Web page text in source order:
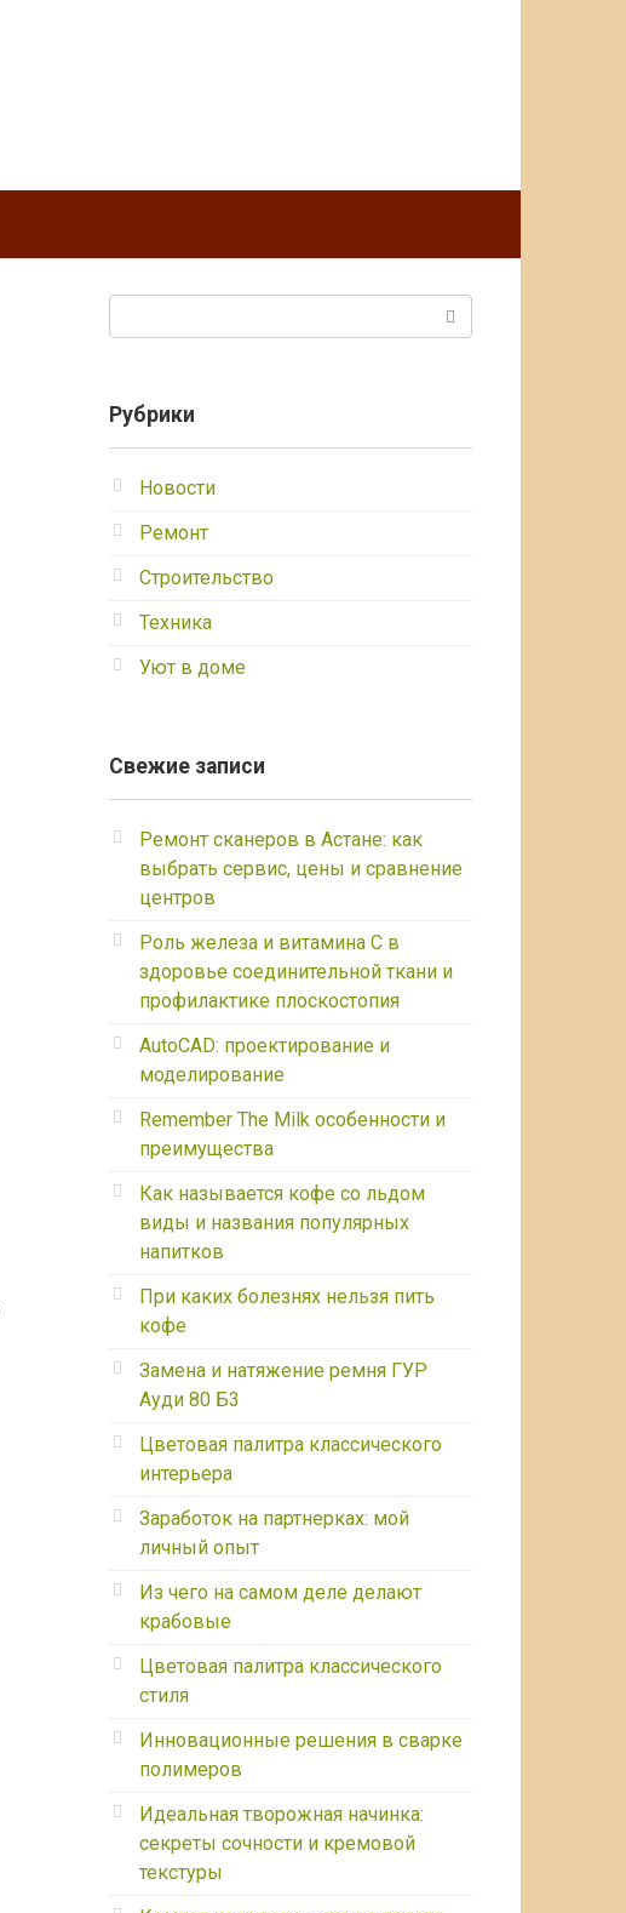
Рубрики
Новости
Ремонт
Строительство
Техника
Уют в доме
Свежие записи
Ремонт сканеров в Астане: как
выбрать сервис, цены и сравнение
центров
Роль железа и витамина С в
здоровье соединительной ткани и
профилактике плоскостопия
AutoCAD: проектирование и
моделирование
Remember The Milk особенности и
преимущества
Как называется кофе со льдом
виды и названия популярных
напитков
При каких болезнях нельзя пить
кофе
Замена и натяжение ремня ГУР
Ауди 80 Б3
Цветовая палитра классического
интерьера
Заработок на партнерках: мой
личный опыт
Из чего на самом деле делают
крабовые
Цветовая палитра классического
стиля
Инновационные решения в сварке
полимеров
Идеальная творожная начинка:
секреты сочности и кремовой
текстуры